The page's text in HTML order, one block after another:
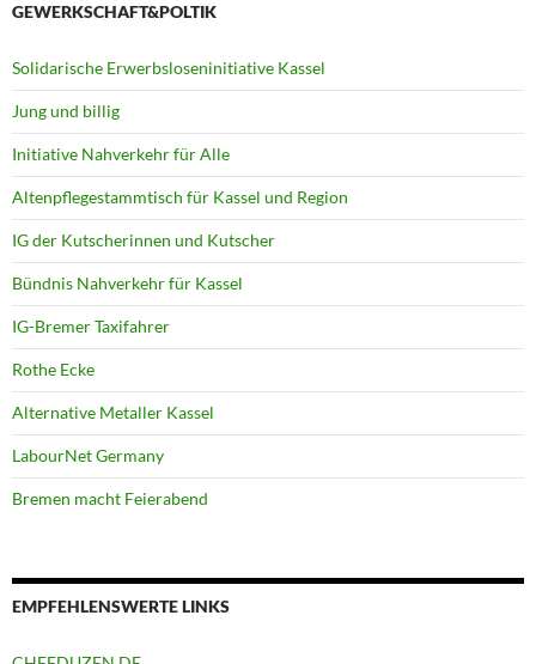
GEWERKSCHAFT&POLTIK
Solidarische Erwerbsloseninitiative Kassel
Jung und billig
Initiative Nahverkehr für Alle
Altenpflegestammtisch für Kassel und Region
IG der Kutscherinnen und Kutscher
Bündnis Nahverkehr für Kassel
IG-Bremer Taxifahrer
Rothe Ecke
Alternative Metaller Kassel
LabourNet Germany
Bremen macht Feierabend
EMPFEHLENSWERTE LINKS